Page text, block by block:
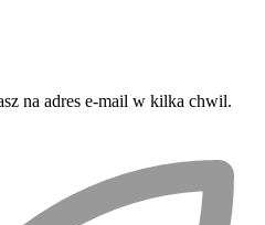
na adres e-mail w kilka chwil.